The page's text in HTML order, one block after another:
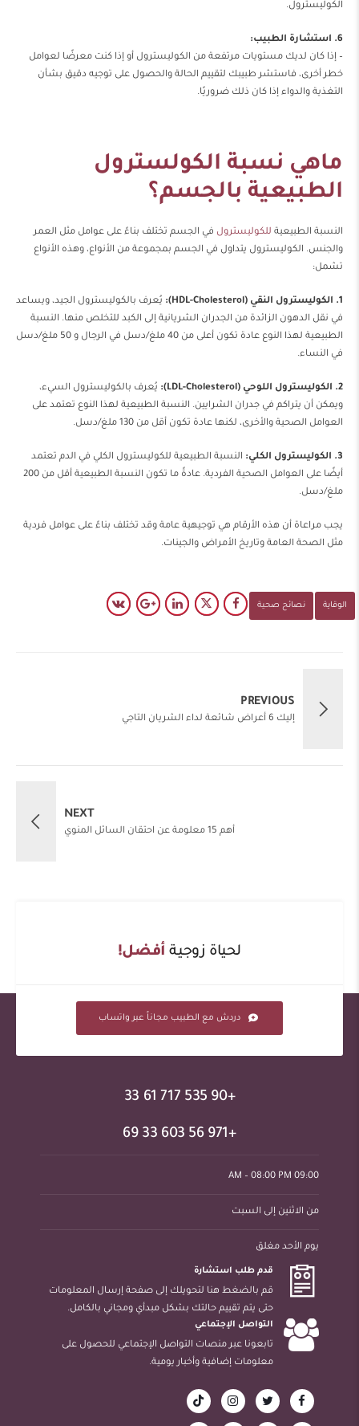
الكوليسترول.
6. استشارة الطبيب:
– إذا كان لديك مستويات مرتفعة من الكوليسترول أو إذا كنت معرضًا لعوامل
خطر أخرى، فاستشر طبيبك لتقييم الحالة والحصول على توجيه دقيق بشأن
التغذية والدواء إذا كان ذلك ضروريًا.
ماهي نسبة الكولسترول
الطبيعية بالجسم؟
النسبة الطبيعية للكوليسترول في الجسم تختلف بناءً على عوامل مثل العمر
والجنس. الكوليسترول يتداول في الجسم بمجموعة من الأنواع، وهذه الأنواع
تشمل:
1. الكوليسترول النقي (HDL-Cholesterol):
يُعرف بالكوليسترول الجيد، ويساعد
في نقل الدهون الزائدة من الجدران الشريانية إلى الكبد للتخلص منها. النسبة
الطبيعية لهذا النوع عادة تكون أعلى من 40 ملغ/دسل في الرجال و 50 ملغ/دسل
في النساء.
2. الكوليسترول اللوحي (LDL-Cholesterol):
يُعرف بالكوليسترول السيء،
ويمكن أن يتراكم في جدران الشرايين. النسبة الطبيعية لهذا النوع تعتمد على
العوامل الصحية والأخرى، لكنها عادة تكون أقل من 130 ملغ/دسل.
3. الكوليسترول الكلي:
النسبة الطبيعية للكوليسترول الكلي في الدم تعتمد
أيضًا على العوامل الصحية الفردية. عادةً ما تكون النسبة الطبيعية أقل من 200
ملغ/دسل.
يجب مراعاة أن هذه الأرقام هي توجيهية عامة وقد تختلف بناءً على عوامل فردية
مثل الصحة العامة وتاريخ الأمراض والجينات.
الوقاية نصائح صحية
PREVIOUS
إليك 6 أعراض شائعة لداء الشريان التاجي
NEXT
أهم 15 معلومة عن احتقان السائل المنوي
لحياة زوجية أفضل!
دردش مع الطبيب مجاناً عبر واتساب
+90 535 717 61 33
+971 56 603 33 69
09:00 AM – 08:00 PM
من الاثنين إلى السبت
يوم الأحد مغلق
قدم طلب استشارة
قم بالضغط هنا لتحويلك إلى صفحة إرسال المعلومات
حتى يتم تقييم حالتك بشكل مبدأي ومجاني بالكامل.
التواصل الإجتماعي
تابعونا عبر منصات التواصل الإجتماعي للحصول على
معلومات إضافية وأخبار يومية.